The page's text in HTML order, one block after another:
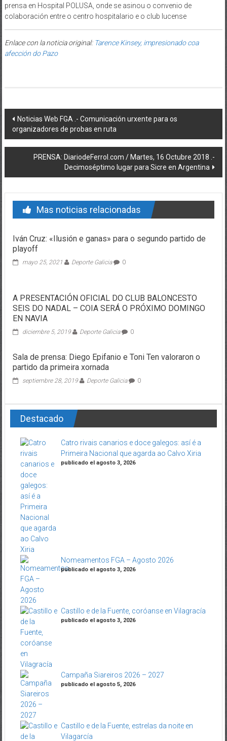
prensa en Hospital POLUSA, onde se asinou o convenio de
colaboración entre o centro hospitalario e o club lucense
Enlace con la noticia original: Tarence Kinsey, impresionado coa
afección do Pazo
Post navigation
Noticias Web FGA .- Comunicación urxente para os
organizadores de probas en ruta
PRENSA: DiariodeFerrol.com / Martes, 16 Octubre 2018 .-
Decimoséptimo lugar para Sicre en Argentina
Mas noticias relacionadas
Iván Cruz: «Ilusión e ganas» para o segundo partido de
playoff
mayo 25, 2021 Deporte Galicia 0
A PRESENTACIÓN OFICIAL DO CLUB BALONCESTO
SEIS DO NADAL – COIA SERÁ O PRÓXIMO DOMINGO
EN NAVIA
diciembre 5, 2019 Deporte Galicia 0
Sala de prensa: Diego Epifanio e Toni Ten valoraron o
partido da primeira xornada
septiembre 28, 2019 Deporte Galicia 0
Destacado
Catro rivais canarios e doce galegos: así é a
Primeira Nacional que agarda ao Calvo Xiria
publicado el agosto 3, 2026
Nomeamentos FGA – Agosto 2026
publicado el agosto 3, 2026
Castillo e de la Fuente, coróanse en Vilagracía
publicado el agosto 3, 2026
Campaña Siareiros 2026 – 2027
publicado el agosto 5, 2026
Castillo e de la Fuente, estrelas da noite en
Vilagarcía